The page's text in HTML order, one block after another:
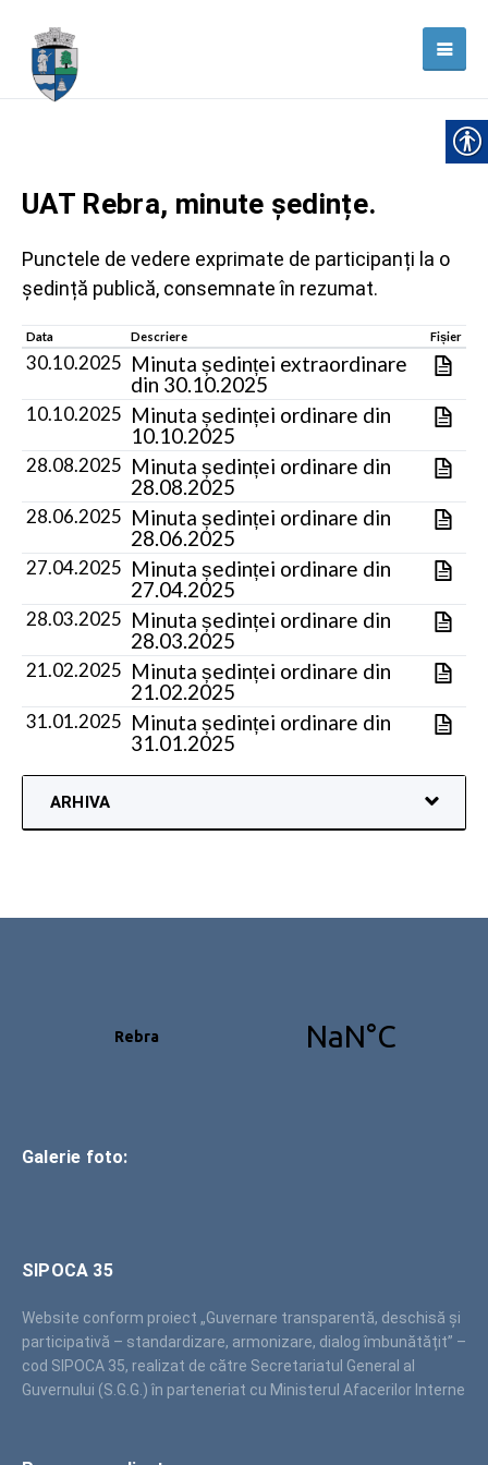
UAT Rebra, minute ședințe.
Punctele de vedere exprimate de participanți la o
ședință publică, consemnate în rezumat.
Data Descriere Fișier
30.10.2025 Minuta ședinței extraordinare
din 30.10.2025
10.10.2025 Minuta ședinței ordinare din
10.10.2025
28.08.2025 Minuta ședinței ordinare din
28.08.2025
28.06.2025 Minuta ședinței ordinare din
28.06.2025
27.04.2025 Minuta ședinței ordinare din
27.04.2025
28.03.2025 Minuta ședinței ordinare din
28.03.2025
21.02.2025 Minuta ședinței ordinare din
21.02.2025
31.01.2025 Minuta ședinței ordinare din
31.01.2025
ARHIVA
Galerie foto:
SIPOCA 35
Website conform proiect „Guvernare transparentă, deschisă și
participativă – standardizare, armonizare, dialog îmbunătățit” –
cod SIPOCA 35, realizat de către Secretariatul General al
Guvernului (S.G.G.) în parteneriat cu Ministerul Afacerilor Interne